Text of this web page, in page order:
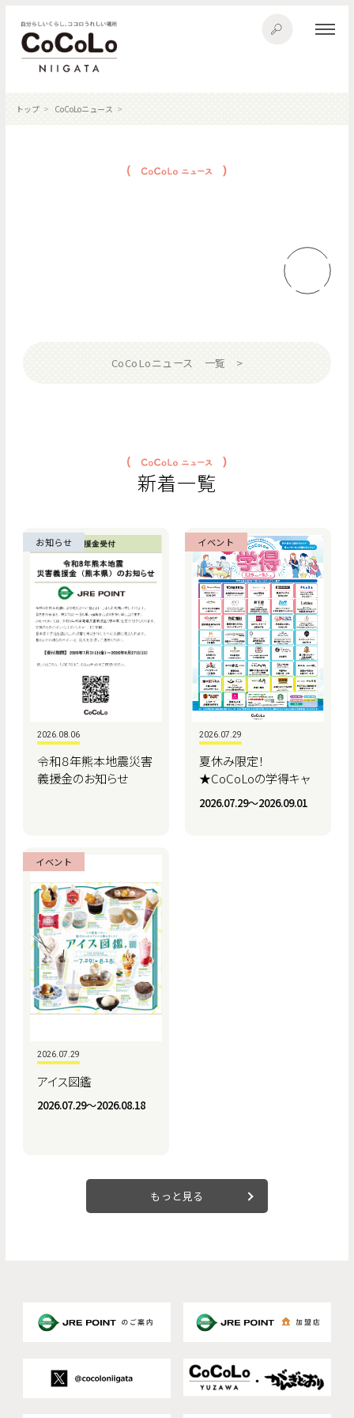
トップ CoCoLoニュース
CoCoLoニュース 一覧
新着一覧
お知らせ
2026.08.06
令和８年熊本地震災害
義援金のお知らせ
イベント
2026.07.29
夏休み限定！
★CoCoLoの学得キャ
ンペーン★
2026.07.29〜2026.09.01
イベント
2026.07.29
アイス図鑑
2026.07.29〜2026.08.18
もっと見る